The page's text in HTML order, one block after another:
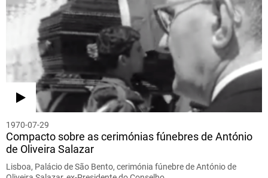
1970-07-29
Compacto sobre as cerimónias fúnebres de António
de Oliveira Salazar
Lisboa, Palácio de São Bento, cerimónia fúnebre de António de